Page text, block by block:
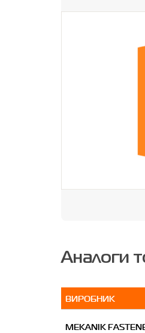
Аналоги
ВИРОБНИК
MEKANIK